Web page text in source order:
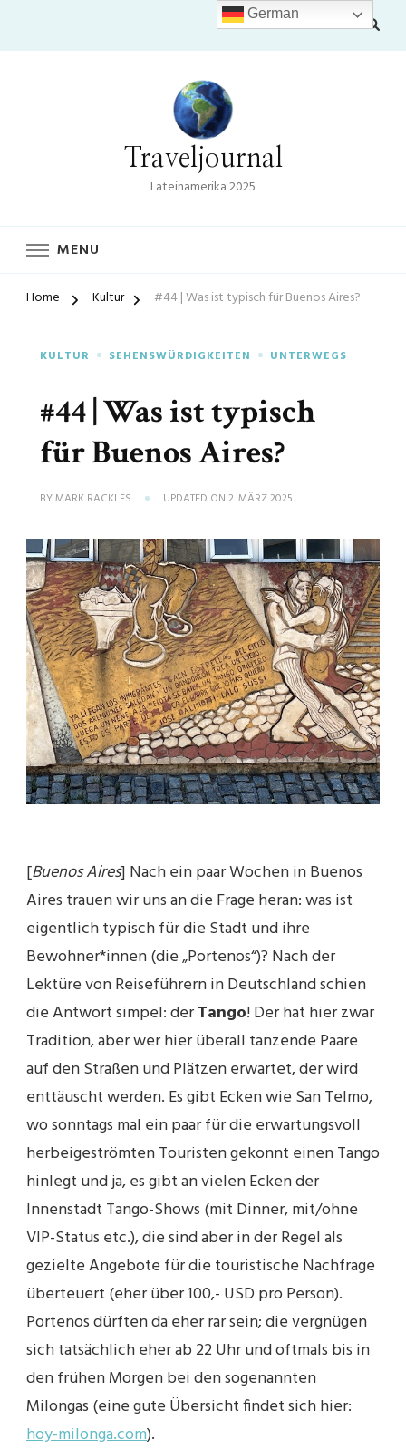
Traveljournal
Lateinamerika 2025
MENU
Home Kultur #44 | Was ist typisch für Buenos Aires?
KULTUR SEHENSWÜRDIGKEITEN UNTERWEGS
#44 | Was ist typisch
für Buenos Aires?
BYMARK RACKLES UPDATED ON 2. MÄRZ 2025
[Buenos Aires] Nach ein paar Wochen in Buenos
Aires trauen wir uns an die Frage heran: was ist
eigentlich typisch für die Stadt und ihre
Bewohner*innen (die „Portenos“)? Nach der
Lektüre von Reiseführern in Deutschland schien
die Antwort simpel: derTango! Der hat hier zwar
Tradition, aber wer hier überall tanzende Paare
auf den Straßen und Plätzen erwartet, der wird
enttäuscht werden. Es gibt Ecken wie San Telmo,
wo sonntags mal ein paar für die erwartungsvoll
herbeigeströmten Touristen gekonnt einen Tango
hinlegt und ja, es gibt an vielen Ecken der
Innenstadt Tango-Shows (mit Dinner, mit/ohne
VIP-Status etc.), die sind aber in der Regel als
gezielte Angebote für die touristische Nachfrage
überteuert (eher über 100,- USD pro Person).
Portenos dürften da eher rar sein; die vergnügen
sich tatsächlich eher ab 22 Uhr und oftmals bis in
den frühen Morgen bei den sogenannten
Milongas (eine gute Übersicht findet sich hier:
hoy-milonga.com).
German